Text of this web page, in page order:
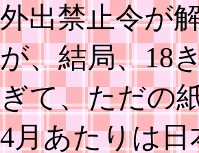
外出禁止令が
が、結局、18
ぎて、ただの
4月あたりは